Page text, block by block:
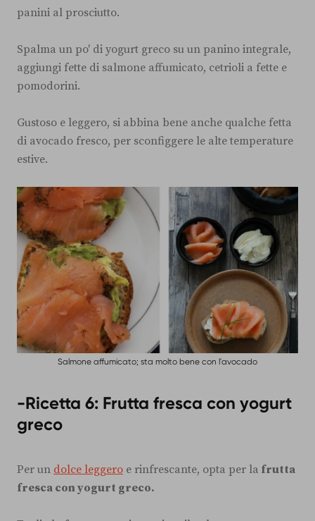
panini al prosciutto.
Spalma un po' di yogurt greco su un panino integrale,
aggiungi fette di salmone affumicato, cetrioli a fette e
pomodorini.
Gustoso e leggero, si abbina bene anche qualche fetta
di avocado fresco, per sconfiggere le alte temperature
estive.
Salmone affumicato; sta molto bene con l'avocado
-Ricetta 6: Frutta fresca con yogurt
greco
Per un dolce leggero e rinfrescante, opta per la frutta
fresca con yogurt greco.